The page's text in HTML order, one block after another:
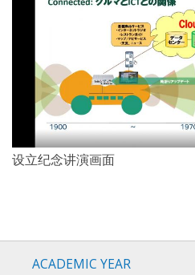
设立纪念讲演画面
ACADEMIC YEAR